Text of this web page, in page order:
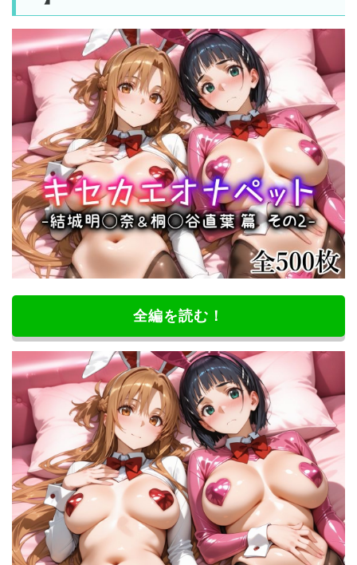
全編を読む！